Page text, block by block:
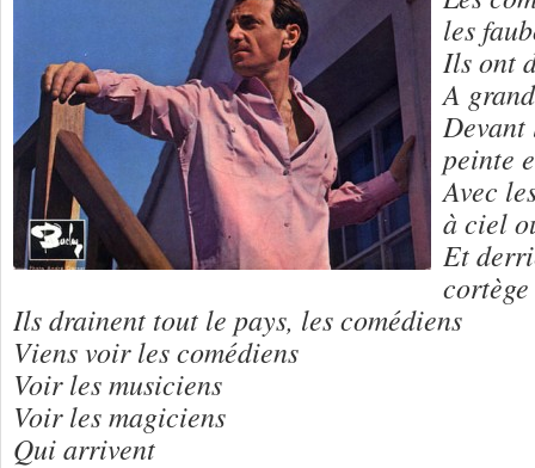
les
Ils ont
A
Devant
peinte
Avec
à ciel
Et
Ils drainent tout le pays, les comédiens
Viens voir les comédiens
Voir les musiciens
Voir les magiciens
Qui arrivent